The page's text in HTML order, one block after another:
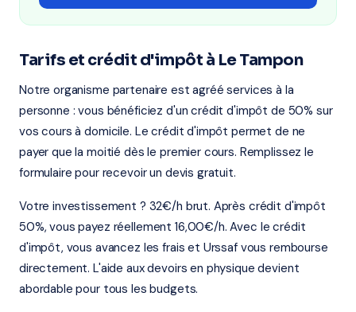
Tarifs et crédit d'impôt à Le Tampon
Notre organisme partenaire est agréé services à la
personne : vous bénéficiez d'un crédit d'impôt de 50% sur
vos cours à domicile. Le crédit d'impôt permet de ne
payer que la moitié dès le premier cours. Remplissez le
formulaire pour recevoir un devis gratuit.
Votre investissement ? 32€/h brut. Après crédit d'impôt
50%, vous payez réellement 16,00€/h. Avec le crédit
d'impôt, vous avancez les frais et Urssaf vous rembourse
directement. L'aide aux devoirs en physique devient
abordable pour tous les budgets.